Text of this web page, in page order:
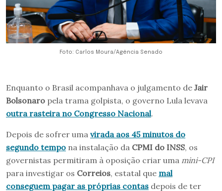
Foto: Carlos Moura/Agência Senado
Enquanto o Brasil acompanhava o julgamento de Jair
Bolsonaro pela trama golpista, o governo Lula levava
outra rasteira no Congresso Nacional.
Depois de sofrer uma virada aos 45 minutos do
segundo tempo na instalação da CPMI do INSS, os
governistas permitiram à oposição criar uma mini-CPI
para investigar os Correios, estatal que mal
conseguem pagar as próprias contas depois de ter